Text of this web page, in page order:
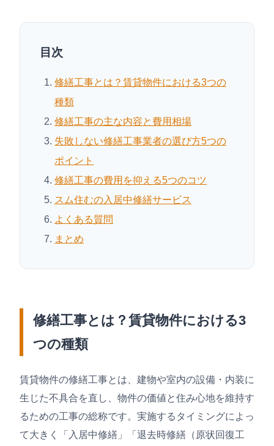
目次
修繕工事とは？賃貸物件における3つの
種類
修繕工事の主な内容と費用相場
失敗しない修繕工事業者の選び方5つの
ポイント
修繕工事の費用を抑える5つのコツ
スム住むの入居中修繕サービス
よくある質問
まとめ
修繕工事とは？賃貸物件における3
つの種類
賃貸物件の修繕工事とは、建物や室内の設備・内装に
生じた不具合を直し、物件の価値と住み心地を維持す
るための工事の総称です。実施するタイミングによっ
て大きく「入居中修繕」「退去時修繕（原状回復工